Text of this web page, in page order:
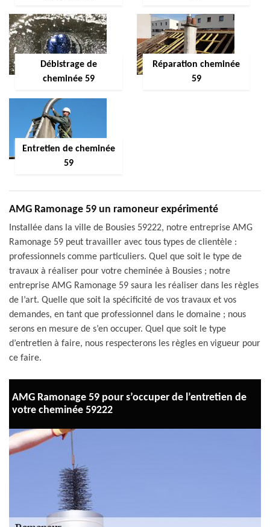
Débistrage de
cheminée 59
Réparation cheminée
59
Entretien de cheminée
59
AMG Ramonage 59 un ramoneur expérimenté
Installée dans la ville de Bousies 59222, notre entreprise AMG
Ramonage 59 peut travailler avec tous types de clientèle :
professionnels comme particuliers. Quel que soit le type de
travaux à réaliser pour votre cheminée à Bousies ; notre
entreprise AMG Ramonage 59 saura les réaliser dans les règles
de l’art. Quelle que soit la spécificité de vos travaux et vos
demandes, en tant que professionnel dans le domaine ; nous
serons en mesure de s’en occuper. Quel que soit le type
d’entretien à faire, nous respecterons les règles en vigueur pour
ce faire.
AMG Ramonage 59 pour s’occuper de l’entretien de
votre cheminée 59222